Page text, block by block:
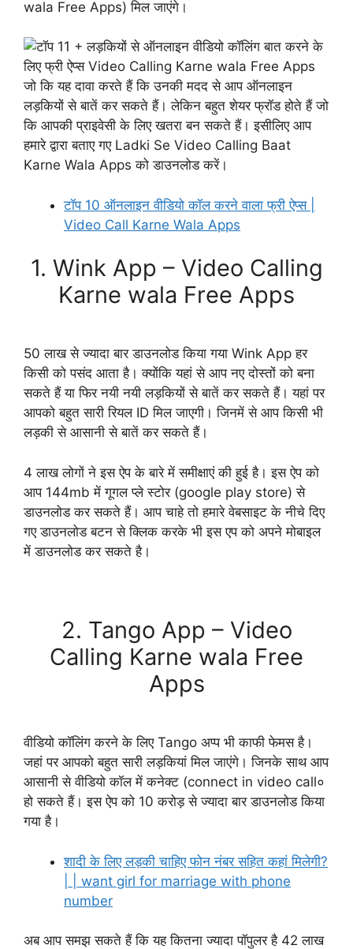
wala Free Apps) मिल जाएंगे।
जो कि यह दावा करते हैं कि उनकी मदद से आप ऑनलाइन
लड़कियों से बातें कर सकते हैं। लेकिन बहुत शेयर फ्रॉड होते हैं जो
कि आपकी प्राइवेसी के लिए खतरा बन सकते हैं। इसीलिए आप
हमारे द्वारा बताए गए Ladki Se Video Calling Baat
Karne Wala Apps को डाउनलोड करें।
टॉप 10 ऑनलाइन वीडियो कॉल करने वाला फ्री ऐप्स |
Video Call Karne Wala Apps
1. Wink App – Video Calling
Karne wala Free Apps
50 लाख से ज्यादा बार डाउनलोड किया गया Wink App हर
किसी को पसंद आता है। क्योंकि यहां से आप नए दोस्तों को बना
सकते हैं या फिर नयी नयी लड़कियों से बातें कर सकते हैं। यहां पर
आपको बहुत सारी रियल ID मिल जाएगी। जिनमें से आप किसी भी
लड़की से आसानी से बातें कर सकते हैं।
4 लाख लोगों ने इस ऐप के बारे में समीक्षाएं की हुई है। इस ऐप को
आप 144mb में गूगल प्ले स्टोर (google play store) से
डाउनलोड कर सकते हैं। आप चाहे तो हमारे वेबसाइट के नीचे दिए
गए डाउनलोड बटन से क्लिक करके भी इस एप को अपने मोबाइल
में डाउनलोड कर सकते है।
2. Tango App – Video
Calling Karne wala Free
Apps
वीडियो कॉलिंग करने के लिए Tango अप्प भी काफी फेमस है।
जहां पर आपको बहुत सारी लड़कियां मिल जाएंगे। जिनके साथ आप
आसानी से वीडियो कॉल में कनेक्ट (connect in video call०
हो सकते हैं। इस ऐप को 10 करोड़ से ज्यादा बार डाउनलोड किया
गया है।
शादी के लिए लड़की चाहिए फोन नंबर सहित कहां मिलेगी?
| | want girl for marriage with phone
number
अब आप समझ सकते हैं कि यह कितना ज्यादा पॉपुलर है 42 लाख